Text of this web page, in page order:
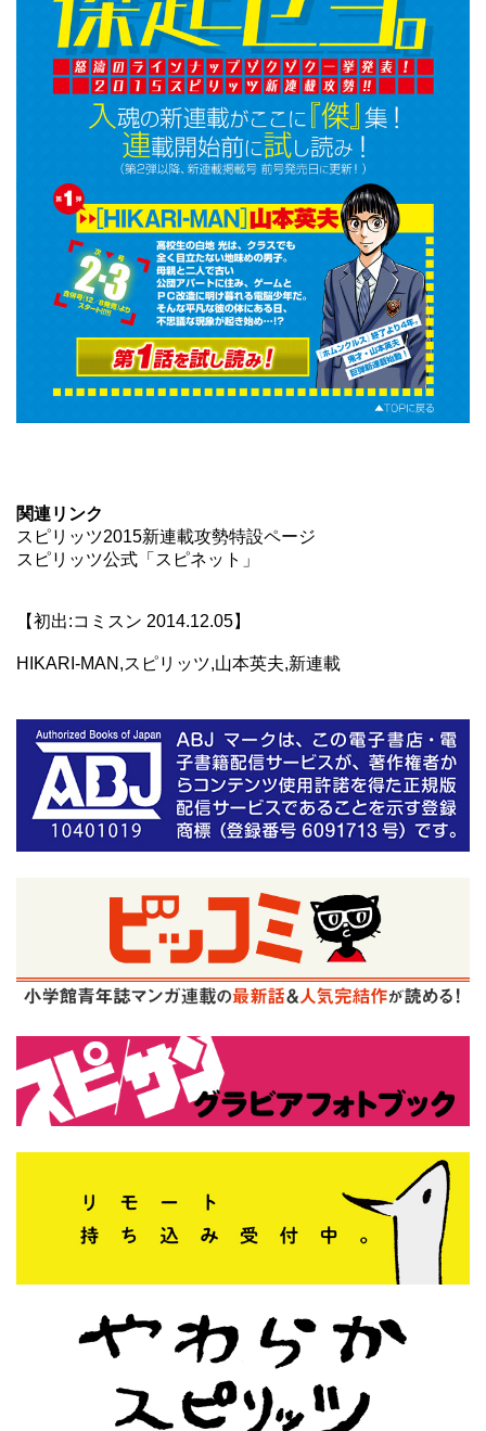
関連リンク
スピリッツ2015新連載攻勢特設ページ
スピリッツ公式「スピネット」
【初出:コミスン 2014.12.05】
HIKARI-MAN,スピリッツ,山本英夫,新連載